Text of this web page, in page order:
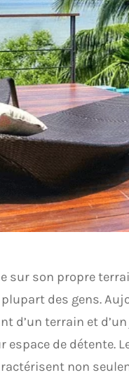
sur son propre
des gens.
d’un terrain et
de détente.
non